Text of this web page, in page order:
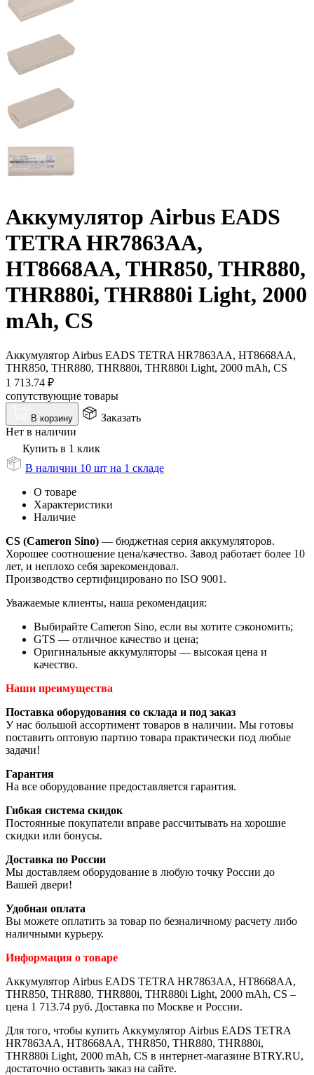
Аккумулятор Airbus EADS
TETRA HR7863AA,
HT8668AA, THR850, THR880,
THR880i, THR880i Light, 2000
mAh, CS
Аккумулятор Airbus EADS TETRA HR7863AA, HT8668AA,
THR850, THR880, THR880i, THR880i Light, 2000 mAh, CS
1 713.74 ₽
сопутствующие товары
В корзину
Заказать
Нет в наличии
Купить в 1 клик
В наличии 10 шт на 1 складе
О товаре
Характеристики
Наличие
CS (Cameron Sino) — бюджетная серия аккумуляторов.
Хорошее соотношение цена/качество. Завод работает более 10
лет, и неплохо себя зарекомендовал.
Производство сертифицировано по ISO 9001.
Уважаемые клиенты, наша рекомендация:
Выбирайте Cameron Sino, если вы хотите сэкономить;
GTS — отличное качество и цена;
Оригинальные аккумуляторы — высокая цена и
качество.
Наши преимущества
Поставка оборудования со склада и под заказ
У нас большой ассортимент товаров в наличии. Мы готовы
поставить оптовую партию товара практически под любые
задачи!
Гарантия
На все оборудование предоставляется гарантия.
Гибкая система скидок
Постоянные покупатели вправе рассчитывать на хорошие
скидки или бонусы.
Доставка по России
Мы доставляем оборудование в любую точку России до
Вашей двери!
Удобная оплата
Вы можете оплатить за товар по безналичному расчету либо
наличными курьеру.
Информация о товаре
Аккумулятор Airbus EADS TETRA HR7863AA, HT8668AA,
THR850, THR880, THR880i, THR880i Light, 2000 mAh, CS –
цена 1 713.74 руб. Доставка по Москве и России.
Для того, чтобы купить Аккумулятор Airbus EADS TETRA
HR7863AA, HT8668AA, THR850, THR880, THR880i,
THR880i Light, 2000 mAh, CS в интернет-магазине BTRY.RU,
достаточно оставить заказ на сайте.